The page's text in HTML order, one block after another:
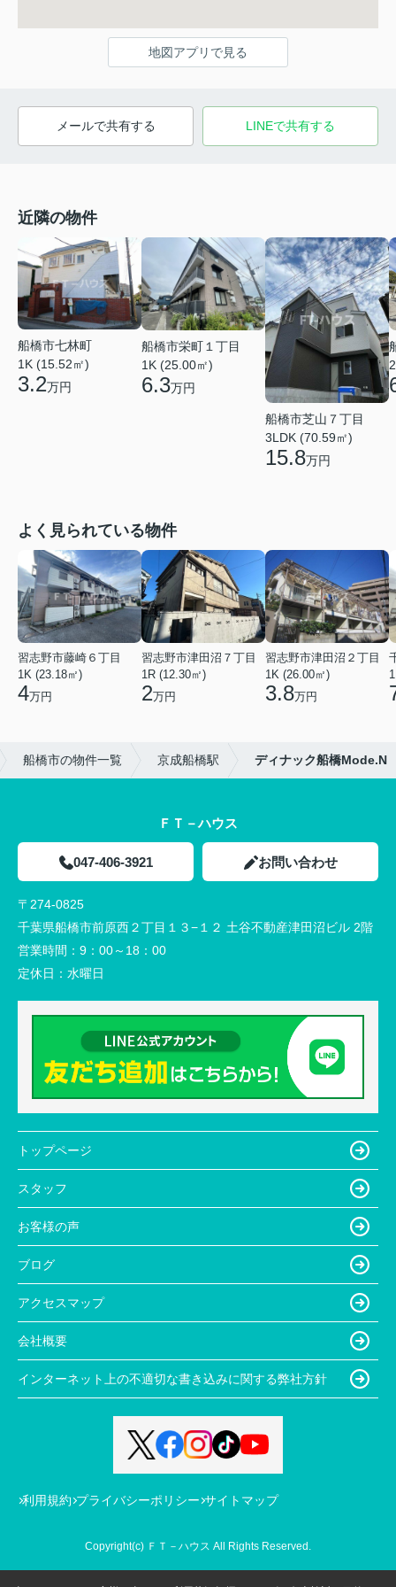
地図アプリで見る
メールで共有する LINEで共有する
近隣の物件
船橋市七林町
1K (15.52㎡)
3.2万円
船橋市栄町１丁目
1K (25.00㎡)
6.3万円
船橋市芝山７丁目
3LDK (70.59㎡)
15.8万円
よく見られている物件
習志野市藤崎６丁目
1K (23.18㎡)
4万円
習志野市津田沼７丁目
1R (12.30㎡)
2万円
習志野市津田沼２丁目
1K (26.00㎡)
3.8万円
船橋市の物件一覧 京成船橋駅 ディナック船橋Mode.N
ＦＴ－ハウス
047-406-3921 お問い合わせ
〒274-0825
千葉県船橋市前原西２丁目１３−１２ 土谷不動産津田沼ビル 2階
営業時間： 9：00～18：00
定休日： 水曜日
トップページ
スタッフ
お客様の声
ブログ
アクセスマップ
会社概要
インターネット上の不適切な書き込みに関する弊社方針
利用規約 プライバシーポリシー サイトマップ
Copyright(c) ＦＴ－ハウス All Rights Reserved.